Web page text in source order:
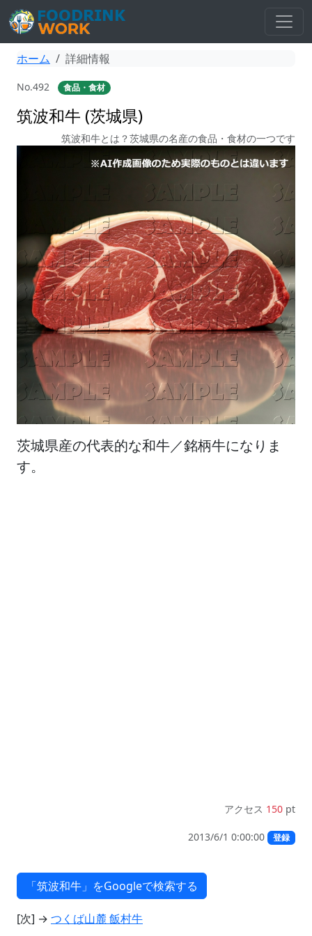
ホーム 詳細情報
No.492 食品・食材
筑波和牛 (茨城県)
筑波和牛とは？茨城県の名産の食品・食材の一つです
茨城県産の代表的な和牛／銘柄牛になりま
す。
アクセス 150 pt
2013/6/1 0:00:00 登録
[次] → つくば山麓 飯村牛